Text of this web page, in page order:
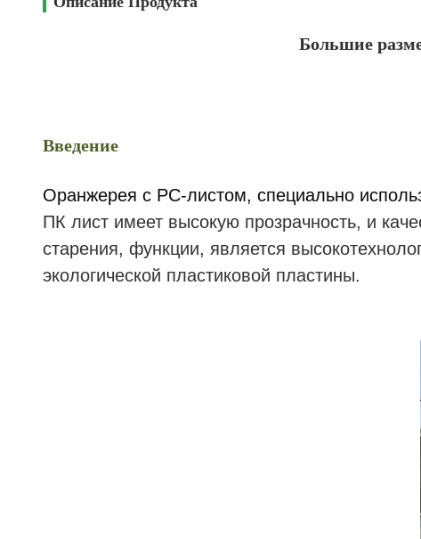
Большие
Введение
Оранжерея с PC-листом, специально
ПК лист имеет высокую прозрачность, и
старения, функции, является
экологической пластиковой пластины.